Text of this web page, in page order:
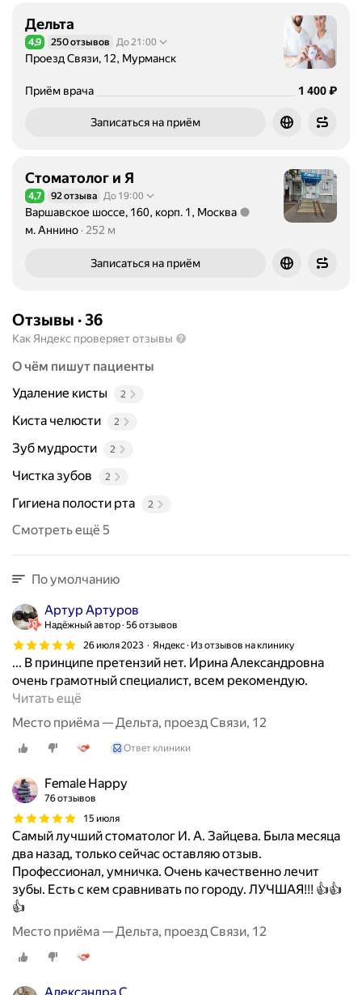
Дельта
Рейтинг 4,9 из 5
4,9 250 отзывов До 21:00
Проезд Связи, 12, Мурманск
Приём врача Цена
1400
1 400₽
Записаться на приём
Стоматолог и Я
Рейтинг 4,7 из 5
4,7 92 отзыва До 19:00
Варшавское шоссе, 160, корп. 1, Москва
Метро м. Аннино Расстояние 252 м
м. Аннино 252 м
Записаться на приём
Отзывы · 36
Как Яндекс проверяет отзывы
О чём пишут пациенты
Удаление кисты
2
Киста челюсти 2
Зуб мудрости 2
Чистка зубов 2
Гигиена полости рта 2
Смотреть ещё 5
По умолчанию
Артур Артуров
Надёжный автор 56 отзывов
26 июля 2023
Яндекс · Из отзывов на клинику
... В принципе претензий нет. Ирина Александровна
очень грамотный специалист, всем рекомендую.
Читать ещё
т
в
л
и
м
н
е
д
в
п
о
Место приёма — Дельта, проезд Связи, 12
Ответ клиники
Female Happy
76 отзывов
15 июля
Самый лучший стоматолог И. А. Зайцева. Была месяца
два назад, только сейчас оставляю отзыв.
Профессионал, умничка. Очень качественно лечит
зубы. Есть с кем сравнивать по городу. ЛУЧШАЯ!!! 👍👍
👍
Место приёма — Дельта, проезд Связи, 12